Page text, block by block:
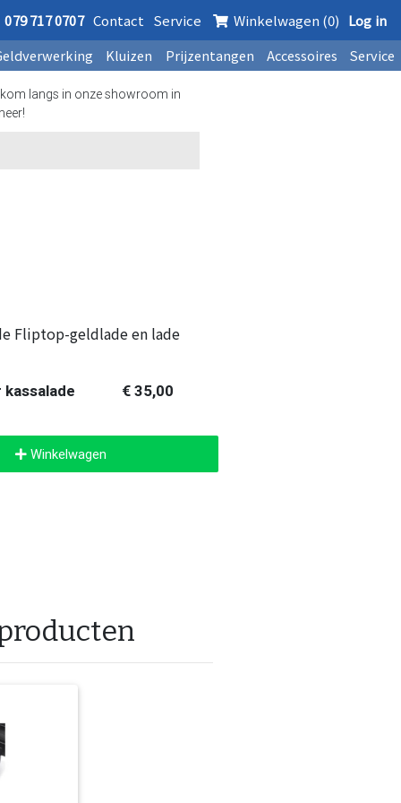
079 717 0707 Contact Service Winkelwagen (0) Log in
Kluizen Prijzentangen Accessoires Service
langs in onze showroom in
Fliptop-geldlade en lade
€ 35,00
Winkelwagen